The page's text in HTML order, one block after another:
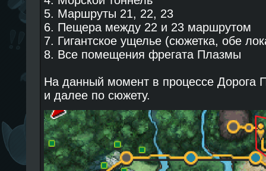
5. Маршруты 21, 22, 23
6. Пещера между 22 и 23 маршрутом
7. Гигантское ущелье (сюжетка, обе
8. Все помещения фрегата Плазмы
На данный момент в процессе Дорога
и далее по сюжету.